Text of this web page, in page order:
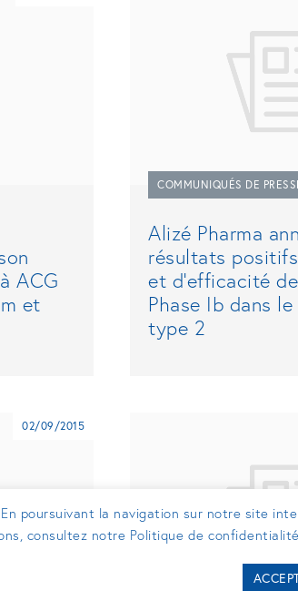
ACG
et
COMMUNIQUÉS DE
Alizé Pharma
résultats
et d’efficacité
Phase Ib dans
type 2
02/09/2015
En poursuivant la navigation sur notre site
consultez notre Politique de